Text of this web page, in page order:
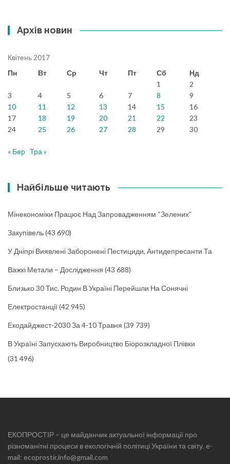
Архів новин
Квітень 2017
Пн
Вт Ср Чт Пт Сб
Нд
1
2
3
4 5 6 7 8
9
10
11 12 13 14 15
16
17
18 19 20 21 22
23
24
25 26 27 28 29 30
« Бер Тра »
Найбільше читають
Мінекономіки Працює Над Запровадженням “зелених”
Закупівель(43 690)
У Дніпрі Виявлені Заборонені Пестициди, Антидепресанти Та
Важкі Метали – Дослідження (43 688)
Близько 30 Тис. Родин В Україні Перейшли На Сонячні
Електростанції(42 945)
Екодайджест-2030 За 4-10 Травня (39 739)
В Україні Запускають Виробництво Біорозкладної Плівки
(31 496)
ЕКОПРОСТІР – це майданчик актуальної інформації про
різноманітні процеси в екологічній політиці України та світу. e-
mail: ecoprostir.info@gmail.com